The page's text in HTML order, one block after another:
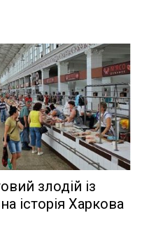
злодій із
історія Харкова